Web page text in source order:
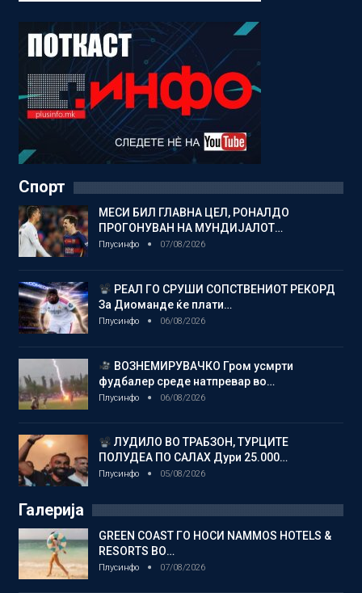
Спорт
МЕСИ БИЛ ГЛАВНА ЦЕЛ, РОНАЛДО
ПРОГОНУВАН НА МУНДИЈАЛОТ…
Плусинфо 07/08/2026
РЕАЛ ГО СРУШИ СОПСТВЕНИОТ РЕКОРД
За Диоманде ќе плати…
Плусинфо 06/08/2026
ВОЗНЕМИРУВАЧКО Гром усмрти
фудбалер среде натпревар во…
Плусинфо 06/08/2026
ЛУДИЛО ВО ТРАБЗОН, ТУРЦИТЕ
ПОЛУДЕА ПО САЛАХ Дури 25.000…
Плусинфо 05/08/2026
Галерија
GREEN COAST ГО НОСИ NAMMOS HOTELS &
RESORTS ВО…
Плусинфо 07/08/2026